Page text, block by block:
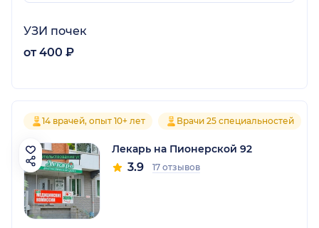
УЗИ почек
от 400 ₽
14 врачей, опыт 10+ лет Врачи 25 специальностей
Лекарь на Пионерской 92
3.9 17 отзывов